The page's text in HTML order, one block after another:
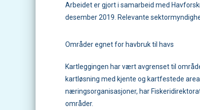
Arbeidet er gjort i samarbeid med
desember 2019. Relevante
Områder egnet for havbruk til havs
Kartleggingen har vært avgrenset til
kartløsning med kjente og kartfestede
næringsorganisasjoner, har
områder.